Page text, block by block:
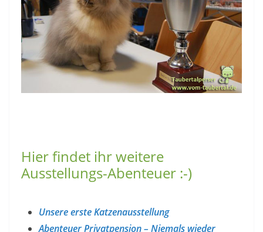
Hier findet ihr weitere
Ausstellungs-Abenteuer :-)
Unsere erste Katzenausstellung
Abenteuer Privatpension – Niemals wieder